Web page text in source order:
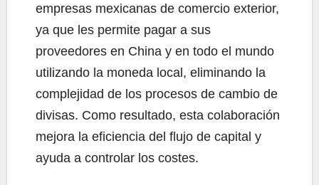
empresas mexicanas de comercio exterior,
ya que les permite pagar a sus
proveedores en China y en todo el mundo
utilizando la moneda local, eliminando la
complejidad de los procesos de cambio de
divisas. Como resultado, esta colaboración
mejora la eficiencia del flujo de capital y
ayuda a controlar los costes.